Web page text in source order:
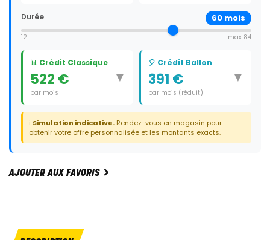
Durée 60 mois
12 max 84
📊 Crédit Classique
522 €
par mois
▼
Durée: 60 mois
🎈 Crédit Ballon
391 €
par mois (réduit)
▼
Durée:
59 mois
Dernier paiement: 9 450 €
ℹ️ Simulation indicative. Rendez-vous en magasin pour
obtenir votre offre personnalisée et les montants exacts.
AJOUTER AUX FAVORIS